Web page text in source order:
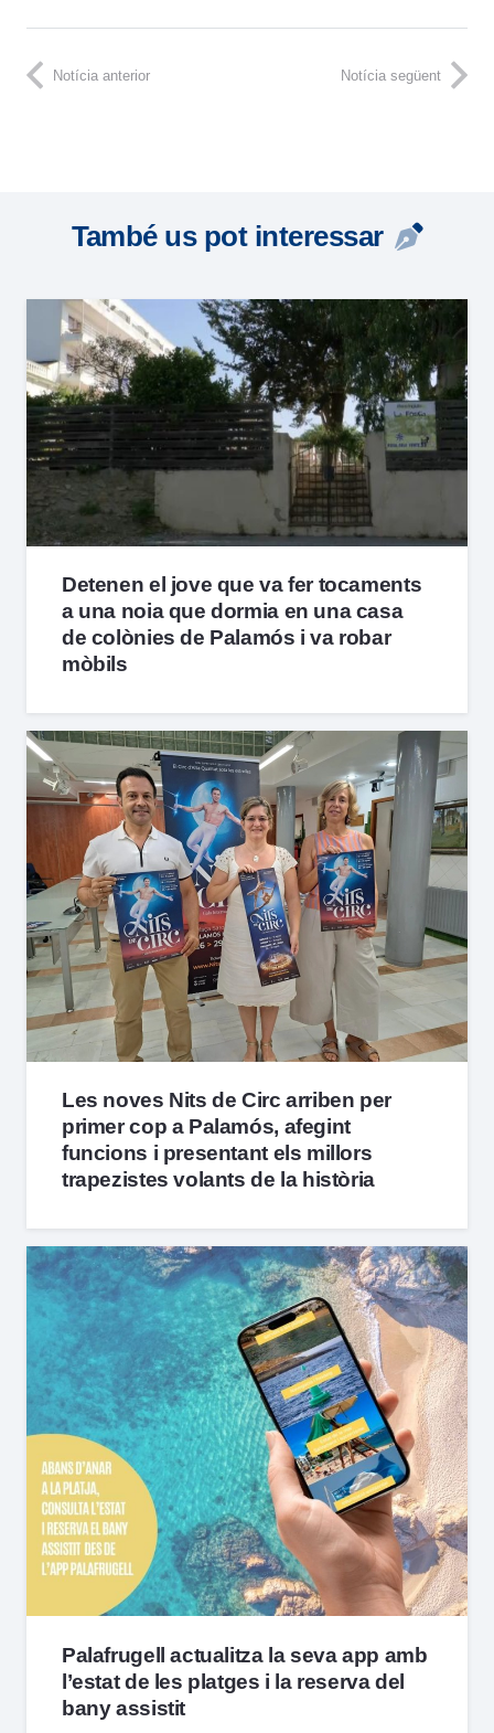
Notícia anterior Notícia següent
També us pot interessar
Detenen el jove que va fer tocaments
a una noia que dormia en una casa
de colònies de Palamós i va robar
mòbils
Les noves Nits de Circ arriben per
primer cop a Palamós, afegint
funcions i presentant els millors
trapezistes volants de la història
Palafrugell actualitza la seva app amb
l’estat de les platges i la reserva del
bany assistit